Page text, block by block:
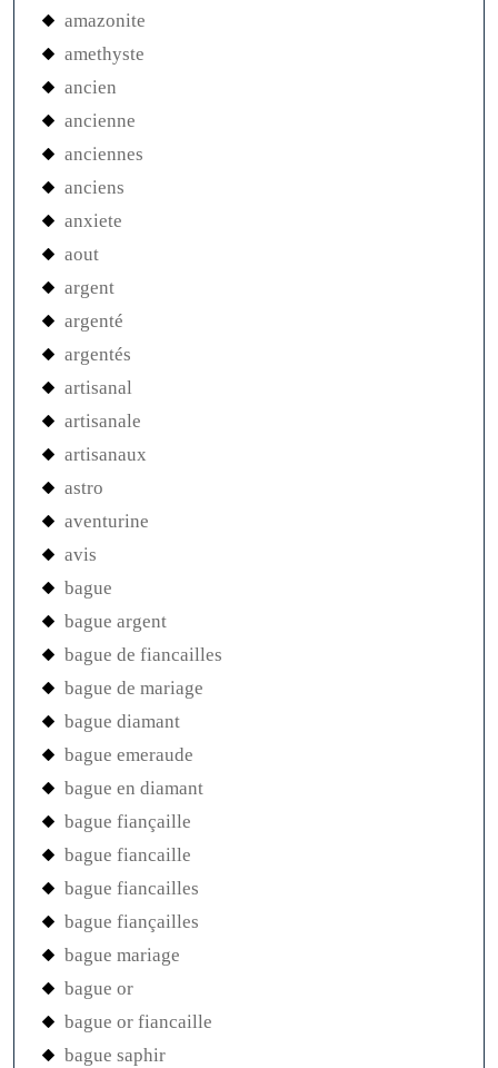
amazonite
amethyste
ancien
ancienne
anciennes
anciens
anxiete
aout
argent
argenté
argentés
artisanal
artisanale
artisanaux
astro
aventurine
avis
bague
bague argent
bague de fiancailles
bague de mariage
bague diamant
bague emeraude
bague en diamant
bague fiançaille
bague fiancaille
bague fiancailles
bague fiançailles
bague mariage
bague or
bague or fiancaille
bague saphir